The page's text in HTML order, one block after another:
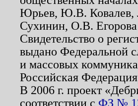
Юрьев, Ю.В.
Сухинин, О.В. Егорова
Свидетельство о
выдано Федеральной
и массовых
Российская
В 2006 г. проект
соответствии с ФЗ №